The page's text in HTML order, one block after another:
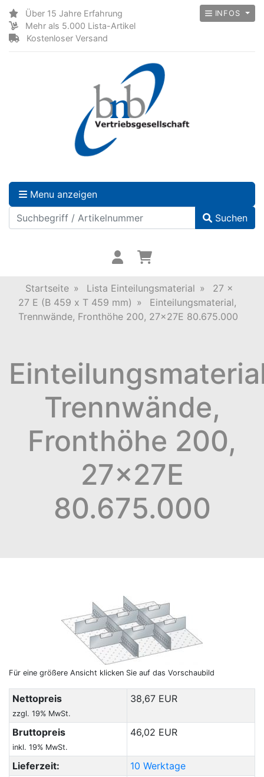
INFOS
Über 15 Jahre Erfahrung
Mehr als 5.000 Lista-Artikel
Kostenloser Versand
Menu anzeigen
Suchen
Startseite » Lista Einteilungsmaterial »
27 x
27 E (B 459 x T 459 mm) »
Einteilungsmaterial,
Trennwände, Fronthöhe 200, 27x27E 80.675.000
Trennwände,
Fronthöhe 200,
27x27E
80.675.000
Für eine größere Ansicht klicken Sie auf das Vorschaubild
Nettopreis
zzgl. 19% MwSt.
38,67 EUR
Bruttopreis
inkl. 19% MwSt.
46,02 EUR
Lieferzeit:
10 Werktage